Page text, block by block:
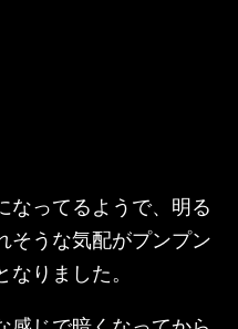
なってるようで、明る
そうな気配がプンプン
りました。